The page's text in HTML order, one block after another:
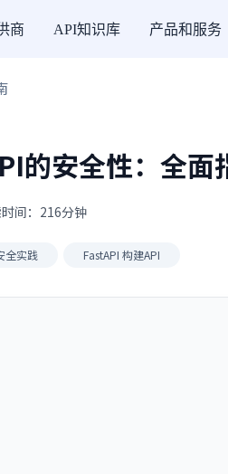
商 API知识库 产品和服务
的安全性：全面
间：216分钟
全实践 FastAPI 构建API